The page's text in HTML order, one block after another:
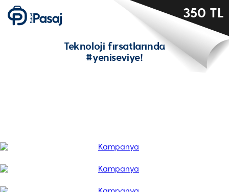
350 TL
Teknoloji fırsatlarında
#yeniseviye!